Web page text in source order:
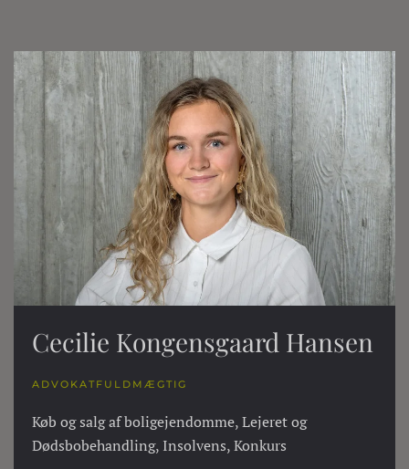
Cecilie Kongensgaard Hansen
ADVOKATFULDMÆGTIG
Køb og salg af boligejendomme, Lejeret og
Dødsbobehandling, Insolvens, Konkurs